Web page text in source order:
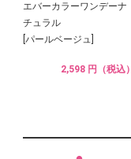
エバーカラーワンデーナ
チュラル
[パールベージュ]
2,598 円（税込）